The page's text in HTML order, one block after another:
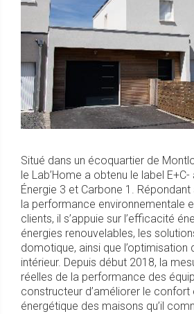
Situé dans un écoquartier de
le Lab’Home a obtenu le label
Énergie 3 et Carbone 1.
la performance environnementale
clients, il s’appuie sur l’efficacité
énergies renouvelables, les
domotique, ainsi que l’optimisation
intérieur. Depuis début 2018, la
réelles de la performance des
constructeur d’améliorer le confort
énergétique des maisons qu’il